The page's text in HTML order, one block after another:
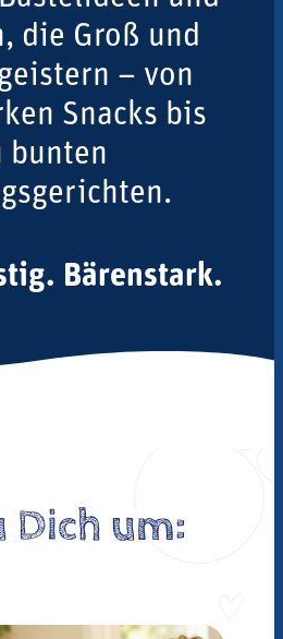
die Groß und
– von
Snacks bis
bunten
Bärenstark.
Dich um: